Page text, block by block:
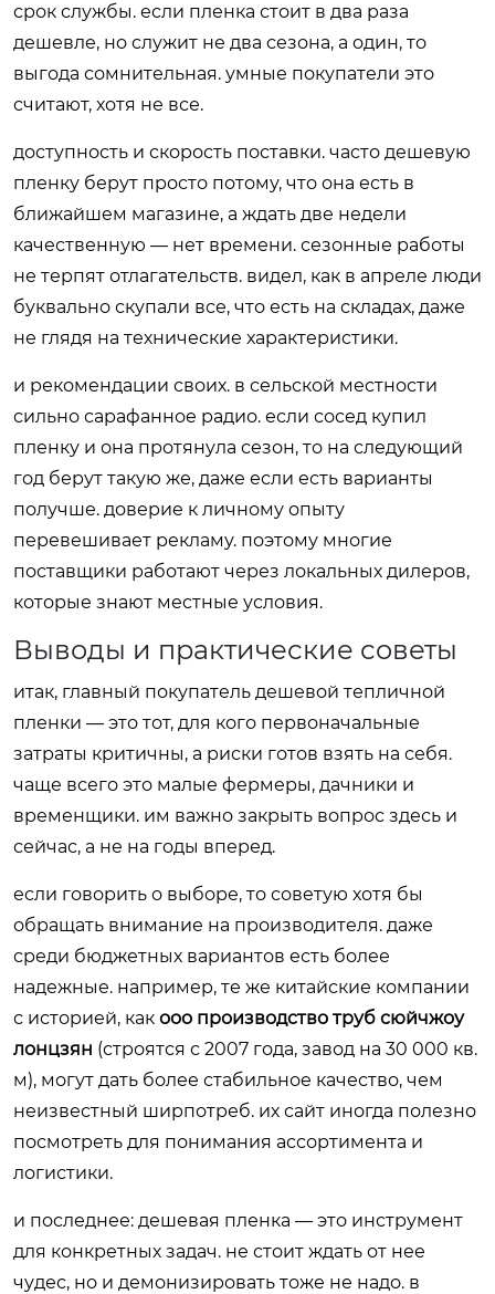
срок службы. если пленка стоит в два раза
дешевле, но служит не два сезона, а один, то
выгода сомнительная. умные покупатели это
считают, хотя не все.
доступность и скорость поставки. часто дешевую
пленку берут просто потому, что она есть в
ближайшем магазине, а ждать две недели
качественную — нет времени. сезонные работы
не терпят отлагательств. видел, как в апреле люди
буквально скупали все, что есть на складах, даже
не глядя на технические характеристики.
и рекомендации своих. в сельской местности
сильно сарафанное радио. если сосед купил
пленку и она протянула сезон, то на следующий
год берут такую же, даже если есть варианты
получше. доверие к личному опыту
перевешивает рекламу. поэтому многие
поставщики работают через локальных дилеров,
которые знают местные условия.
Выводы и практические советы
итак, главный покупатель дешевой тепличной
пленки — это тот, для кого первоначальные
затраты критичны, а риски готов взять на себя.
чаще всего это малые фермеры, дачники и
временщики. им важно закрыть вопрос здесь и
сейчас, а не на годы вперед.
если говорить о выборе, то советую хотя бы
обращать внимание на производителя. даже
среди бюджетных вариантов есть более
надежные. например, те же китайские компании
с историей, как ооо производство труб сюйчжоу
лонцзян (строятся с 2007 года, завод на 30 000 кв.
м), могут дать более стабильное качество, чем
неизвестный ширпотреб. их сайт иногда полезно
посмотреть для понимания ассортимента и
логистики.
и последнее: дешевая пленка — это инструмент
для конкретных задач. не стоит ждать от нее
чудес, но и демонизировать тоже не надо. в